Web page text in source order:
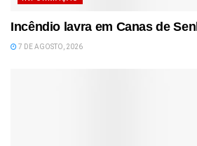
Incêndio lavra em Canas de
7 DE AGOSTO, 2026